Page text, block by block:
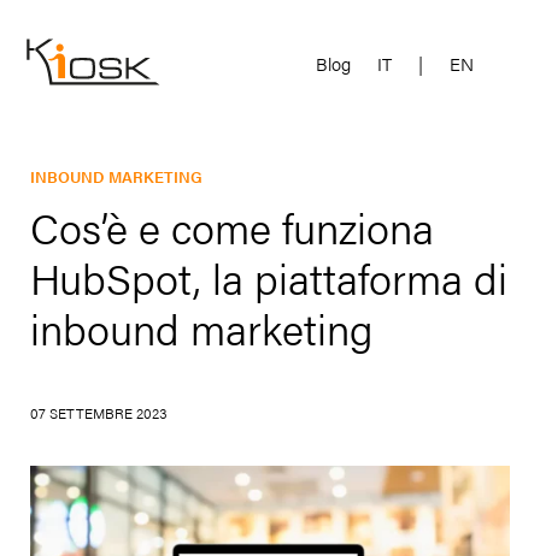
Blog IT | EN
INBOUND MARKETING
Cos’è e come funziona
HubSpot, la piattaforma di
inbound marketing
07 SETTEMBRE 2023